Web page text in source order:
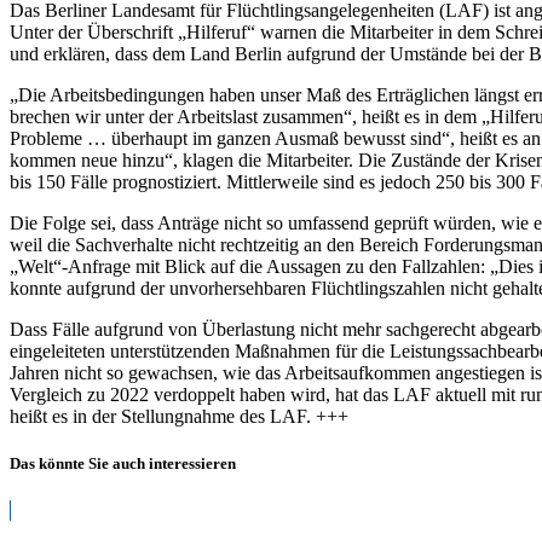
Landesamt
für
Flüchtlinge
Brief
Das Berliner Landesamt für Flüchtlingsangelegenheiten (LAF) ist
Unter der Überschrift „Hilferuf“ warnen die Mitarbeiter in dem
und erklären, dass dem Land Berlin aufgrund der Umstände bei der
„Die Arbeitsbedingungen haben unser Maß des Erträglichen längst
brechen wir unter der Arbeitslast zusammen“, heißt es in dem
Probleme … überhaupt im ganzen Ausmaß bewusst sind“, heißt es
kommen neue hinzu“, klagen die Mitarbeiter. Die Zustände der
bis 150 Fälle prognostiziert. Mittlerweile sind es jedoch 250 bis 300
Die Folge sei, dass Anträge nicht so umfassend geprüft würden,
weil die Sachverhalte nicht rechtzeitig an den Bereich
„Welt“-Anfrage mit Blick auf die Aussagen zu den Fallzahlen:
konnte aufgrund der unvorhersehbaren Flüchtlingszahlen nicht
Dass Fälle aufgrund von Überlastung nicht mehr sachgerecht
eingeleiteten unterstützenden Maßnahmen für die
Jahren nicht so gewachsen, wie das Arbeitsaufkommen
Vergleich zu 2022 verdoppelt haben wird, hat das LAF aktuell mit
heißt es in der Stellungnahme des LAF. +++
Das könnte Sie auch interessieren